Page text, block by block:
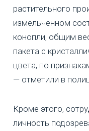
растительного
измельченном
конопли, общим
пакета с
цвета, по
— отметили в
Кроме этого,
личность